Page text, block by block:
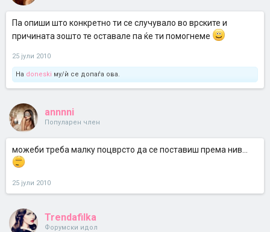
Па опиши што конкретно ти се случувало во врските и
причината зошто те оставале па ќе ти помогнеме
25 јули 2010
На doneski му/ѝ се допаѓа ова.
annnni
Популарен член
можеби треба малку поцврсто да се поставиш према нив...
25 јули 2010
Trendafilka
Форумски идол